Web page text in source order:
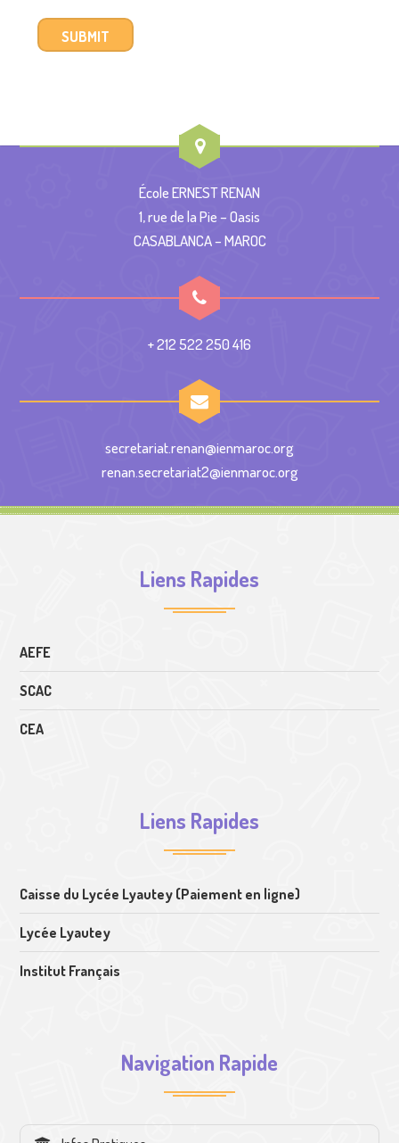
École ERNEST RENAN
1, rue de la Pie – Oasis
CASABLANCA – MAROC
+ 212 522 250 416
secretariat.renan@ienmaroc.org
renan.secretariat2@ienmaroc.org
Liens Rapides
AEFE
SCAC
CEA
Liens Rapides
Caisse du Lycée Lyautey (Paiement en ligne)
Lycée Lyautey
Institut Français
Navigation Rapide